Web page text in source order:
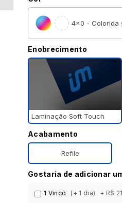
4×0 - Colorida
Enobrecimento
Laminação Soft Touch
Acabamento
Refile
Gostaria de adicionar
1 Vinco (+ 1 dia) + R$